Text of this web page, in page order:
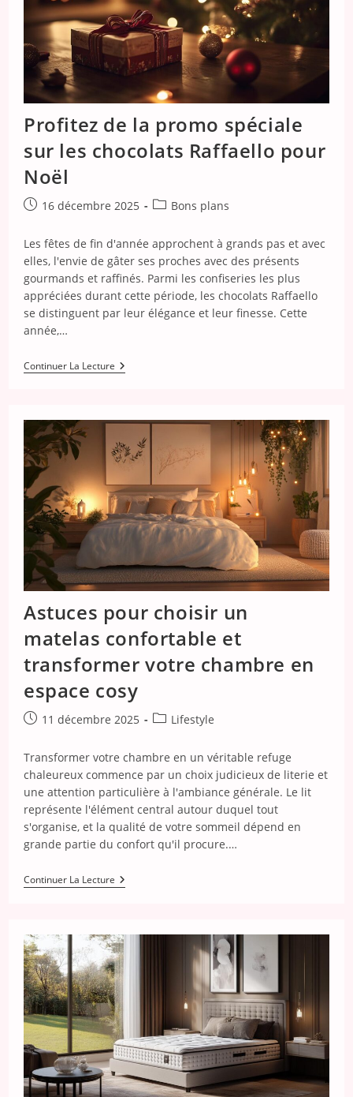
Profitez de la promo spéciale
sur les chocolats Raffaello pour
Noël
Publication
16 décembre 2025
PostBons plans
Les fêtes de fin d'année approchent à grands pas et avec
elles, l'envie de gâter ses proches avec des présents
gourmands et raffinés. Parmi les confiseries les plus
appréciées durant cette période, les chocolats Raffaello
se distinguent par leur élégance et leur finesse. Cette
année,…
Continuer La LectureProfitez
De
Sur
Les
Chocolats
Raffaello
Noël
Astuces pour choisir un
matelas confortable et
transformer votre chambre en
espace cosy
Publication
11 décembre 2025
PostLifestyle
Transformer votre chambre en un véritable refuge
chaleureux commence par un choix judicieux de literie et
une attention particulière à l'ambiance générale. Le lit
représente l'élément central autour duquel tout
s'organise, et la qualité de votre sommeil dépend en
grande partie du confort qu'il procure.…
Continuer La LectureAstuces
Pour
Confortable
Et
Transformer
Votre
Chambre
En
Espace
Cosy